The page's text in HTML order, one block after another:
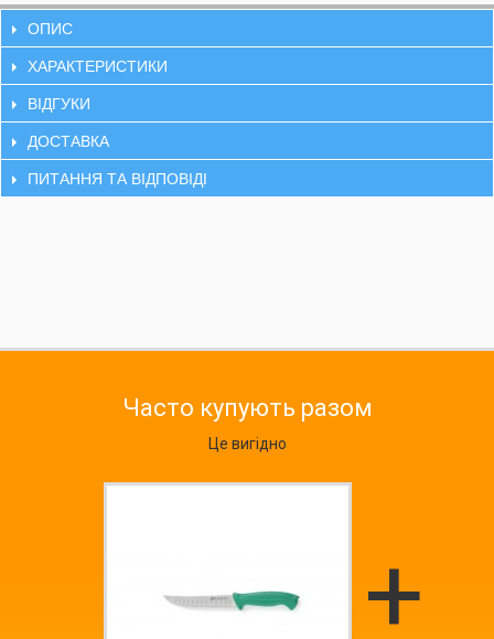
ОПИС
ХАРАКТЕРИСТИКИ
ВІДГУКИ
ДОСТАВКА
ПИТАННЯ ТА ВІДПОВІДІ
Часто купують разом
Це вигідно